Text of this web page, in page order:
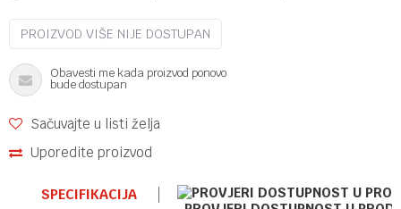
PROIZVOD VIŠE NIJE DOSTUPAN
Obavesti me kada proizvod ponovo
bude dostupan
Sačuvajte u listi želja
Uporedite proizvod
SPECIFIKACIJA